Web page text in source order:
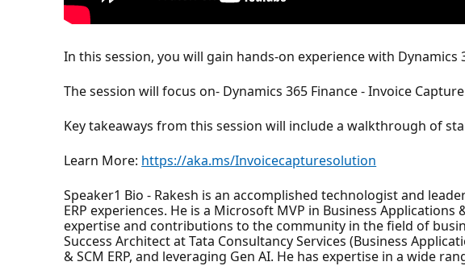
In this session, you will gain hands-on experience with
The session will focus on- Dynamics 365 Finance - Invoice
Key takeaways from this session will include a walkthrough of
Learn More: https://aka.ms/Invoicecapturesolution
Speaker1 Bio - Rakesh is an accomplished technologist and
ERP experiences. He is a Microsoft MVP in Business
expertise and contributions to the community in the field of
Success Architect at Tata Consultancy Services (Business
& SCM ERP, and leveraging Gen AI. He has expertise in a wide